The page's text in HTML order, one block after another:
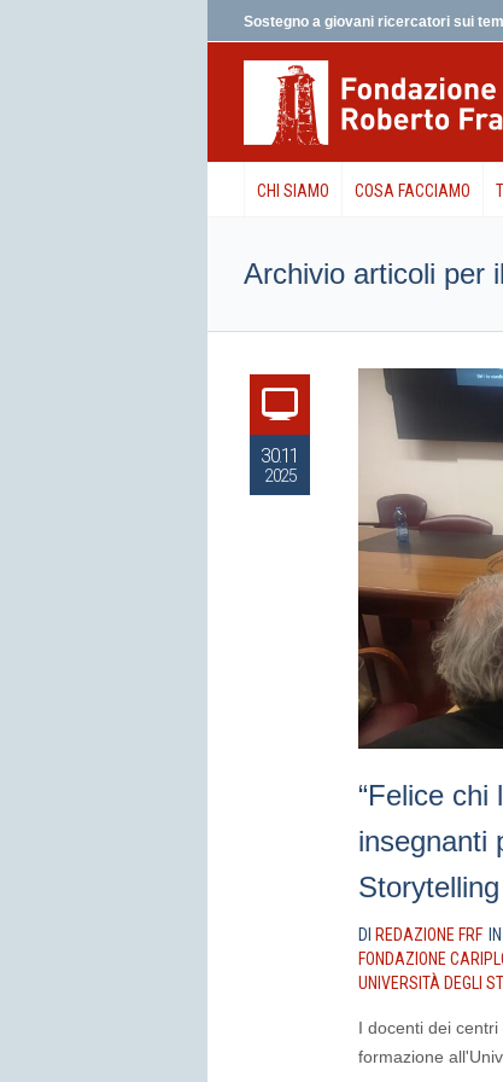
Sostegno a giovani ricercatori sui
CHI SIAMO COSA FACCIAMO
Archivio articoli per
30.11
2025
“Felice chi
insegnanti
Storytelling
DI REDAZIONE FRF IN
FONDAZIONE
UNIVERSITÀ DEGLI
I docenti dei
formazione